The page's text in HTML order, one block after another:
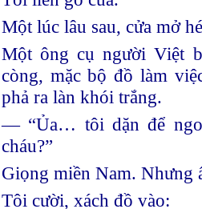
Một lúc lâu sau, cửa mở
Một ông cụ người Việt
còng, mặc bộ đồ làm
phả ra làn khói trắng.
— “Ủa… tôi dặn để
cháu?”
Giọng miền Nam. Nhưng
Tôi cười, xách đồ vào: